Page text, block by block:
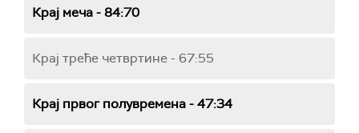
Крај меча - 84:70
Крај треће четвртине - 67:55
Крај првог полувремена - 47:34